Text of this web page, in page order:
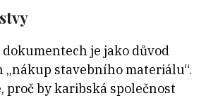
je jako důvod
„nákup stavebního materiálu“.
proč by karibská společnost